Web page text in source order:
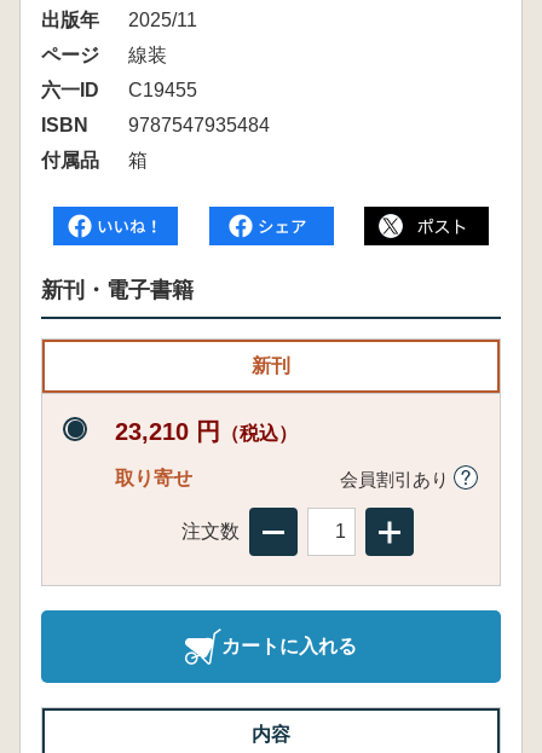
出版年
2025/11
ページ
線装
六一ID
C19455
ISBN
9787547935484
付属品
箱
新刊・電子書籍
新刊
23,210 円 （税込）
取り寄せ 会員割引あり
注文数
カートに入れる
内容